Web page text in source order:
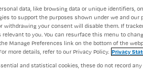
zit met enorme
data, like browsing data or unique identifiers,
to support the purposes shown under we and our
withdrawing your consent will disable them. If
to you. You can resurface this menu to
Manage Preferences link on the bottom of the
more details, refer to our Privacy Policy. Privacy
and statistical cookies, these do not record